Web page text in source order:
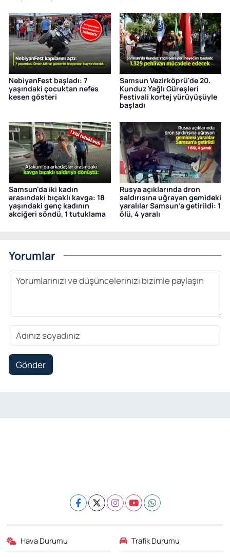
NebiyanFest başladı: 7
yaşındaki çocuktan nefes
kesen gösteri
Samsun Vezirköprü'de 20.
Kunduz Yağlı Güreşleri
Festivali kortej yürüyüşüyle
başladı
Samsun'da iki kadın
arasındaki bıçaklı kavga: 18
yaşındaki genç kadının
akciğeri söndü, 1 tutuklama
Rusya açıklarında dron
saldırısına uğrayan gemideki
yaralılar Samsun’a getirildi: 1
ölü, 4 yaralı
Yorumlar
Gönder
Hava Durumu Trafik Durumu